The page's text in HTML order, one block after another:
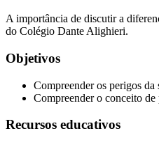
A importância de discutir a
do Colégio Dante Alighieri.
Objetivos
Compreender os perigos
Compreender o conceito de
Recursos educativos